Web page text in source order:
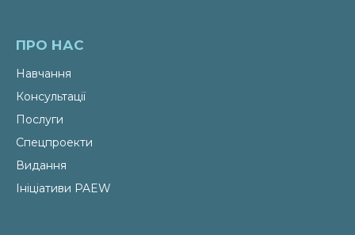
ПРО НАС
Навчання
Консультації
Послуги
Спецпроекти
Видання
Ініціативи PAEW